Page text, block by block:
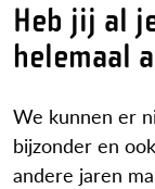
Heb jij al
helemaal
We kunnen er
bijzonder en
andere jaren